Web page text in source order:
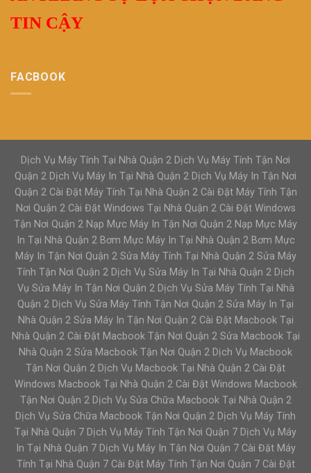
TIN CẬY
FACBOOK
Dịch Vụ Máy Tính Tại Nhà Quận 2 Dịch Vụ Máy Tính Tận Nơi
Quận 2 Dịch Vụ Máy In Tại Nhà Quận 2 Dịch Vụ Máy In Tận Nơi
Quận 2 Cài Đặt Máy Tính Tại Nhà Quận 2 Cài Đặt Máy Tính Tận
Nơi Quận 2 Cài Đặt Windows Tại Nhà Quận 2 Cài Đặt Windows
Tận Nơi Quận 2 Nạp Mực Máy In Tận Nơi Quận 2 Nạp Mực Máy
In Tại Nhà Quận 2 Bơm Mực Máy In Tại Nhà Quận 2 Bơm Mực
Máy In Tận Nơi Quận 2 Sửa Máy Tính Tại Nhà Quận 2 Sửa Máy
Tính Tận Nơi Quận 2 Dịch Vụ Sửa Máy In Tại Nhà Quận 2 Dịch
Vụ Sửa Máy In Tận Nơi Quận 2 Dịch Vụ Sửa Máy Tính Tại Nhà
Quận 2 Dịch Vụ Sửa Máy Tính Tận Nơi Quận 2 Sửa Máy In Tại
Nhà Quận 2 Sửa Máy In Tận Nơi Quận 2 Cài Đặt Macbook Tại
Nhà Quận 2 Cài Đặt Macbook Tận Nơi Quận 2 Sửa Macbook Tại
Nhà Quận 2 Sửa Macbook Tận Nơi Quận 2 Dịch Vụ Macbook
Tận Nơi Quận 2 Dịch Vụ Macbook Tại Nhà Quận 2 Cài Đặt
Windows Macbook Tại Nhà Quận 2 Cài Đặt Windows Macbook
Tận Nơi Quận 2 Dịch Vụ Sửa Chữa Macbook Tại Nhà Quận 2
Dịch Vụ Sửa Chữa Macbook Tận Nơi Quận 2 Dịch Vụ Máy Tính
Tại Nhà Quận 7 Dịch Vụ Máy Tính Tận Nơi Quận 7 Dịch Vụ Máy
In Tại Nhà Quận 7 Dịch Vụ Máy In Tận Nơi Quận 7 Cài Đặt Máy
Tính Tại Nhà Quận 7 Cài Đặt Máy Tính Tận Nơi Quận 7 Cài Đặt